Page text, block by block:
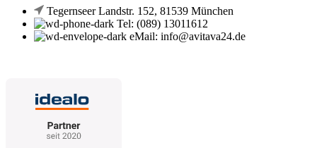
Tegernseer Landstr. 152, 81539 München
Tel: (089) 13011612
eMail: info@avitava24.de